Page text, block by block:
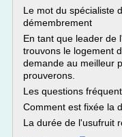
Le mot du spécialiste
démembrement
En tant que leader de
trouvons le logement
demande au meilleur
prouverons.
Les questions
Comment est fixée la
La durée de l'usufruit